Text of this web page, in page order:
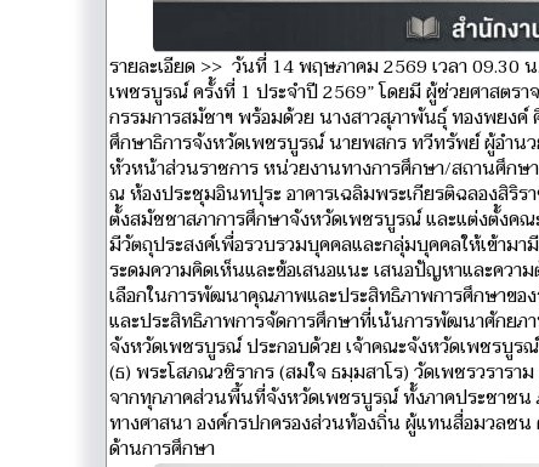
รายละเอียด >> วันที่ 14 พฤษภาคม 2569 เวลา 09.30
เพชรบูรณ์ ครั้งที่ 1 ประจำปี 2569” โดยมี ผู้ช่วยศาสตร
กรรมการสมัชาฯ พร้อมด้วย นางสาวสุภาพันธ์ุ ทองพยง
ศึกษาธิการจังหวัดเพชรบูรณ์ นายพสกร ทวีทรัพย์ ผู้อำ
หัวหน้าส่วนราชการ หน่วยงานทางการศึกษา/สถานศึก
ณ ห้องประชุมอินทปุระ อาคารเฉลิมพระเกียรติฉลองสิ
ตั้งสมัชชาสภาการศึกษาจังหวัดเพชรบูรณ์ และแต่งตั้งค
มีวัตถุประสงค์เพื่อรวบรวมบุคคลและกลุ่มบุคคลให้เข้า
ระดมความคิดเห็นและข้อเสนอแนะ เสนอปัญหาและควา
เลือกในการพัฒนาคุณภาพและประสิทธิภาพการศึกษาข
และประสิทธิภาพการจัดการศึกษาที่เน้นการพัฒนาศักย
จังหวัดเพชรบูรณ์ ประกอบด้วย เจ้าคณะจังหวัดเพชรบูร
(ธ) พระโสภณวชิรากร (สมใจ ธมฺมสาโร) วัดเพชรวราร
จากทุกภาคส่วนพื้นที่จังหวัดเพชรบูรณ์ ทั้งภาคประชาชน
ทางศาสนา องค์กรปกครองส่วนท้องถิ่น ผู้แทนสื่อมวลช
ด้านการศึกษา